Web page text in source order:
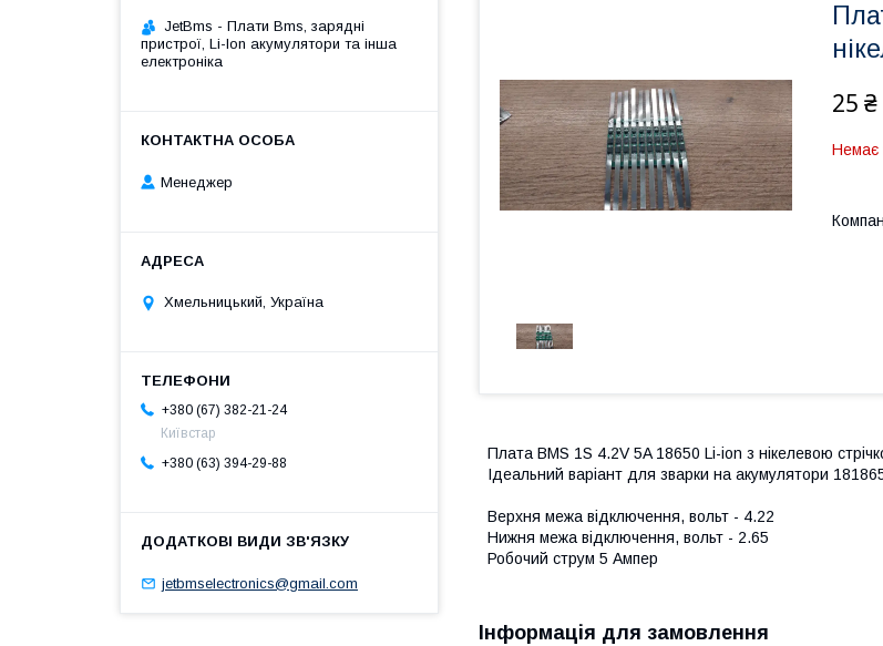
25 ₴
Немає
Плата BMS 1S 4.2V 5A 18650 Li-ion з нікелевою
Ідеальний варіант для зварки на акумулятори
Верхня межа відключення, вольт - 4.22
Нижня межа відключення, вольт - 2.65
Робочий струм 5 Ампер
Інформація для замовлення
JetBms - Плати Bms, зарядні
пристрої, Li-Ion акумулятори та інша
електроніка
Менеджер
Хмельницький, Україна
+380 (67) 382-21-24
Київстар
+380 (63) 394-29-88
jetbmselectronics@gmail.com